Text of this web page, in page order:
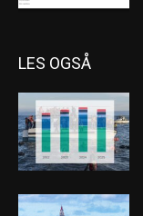
LES OGSÅ